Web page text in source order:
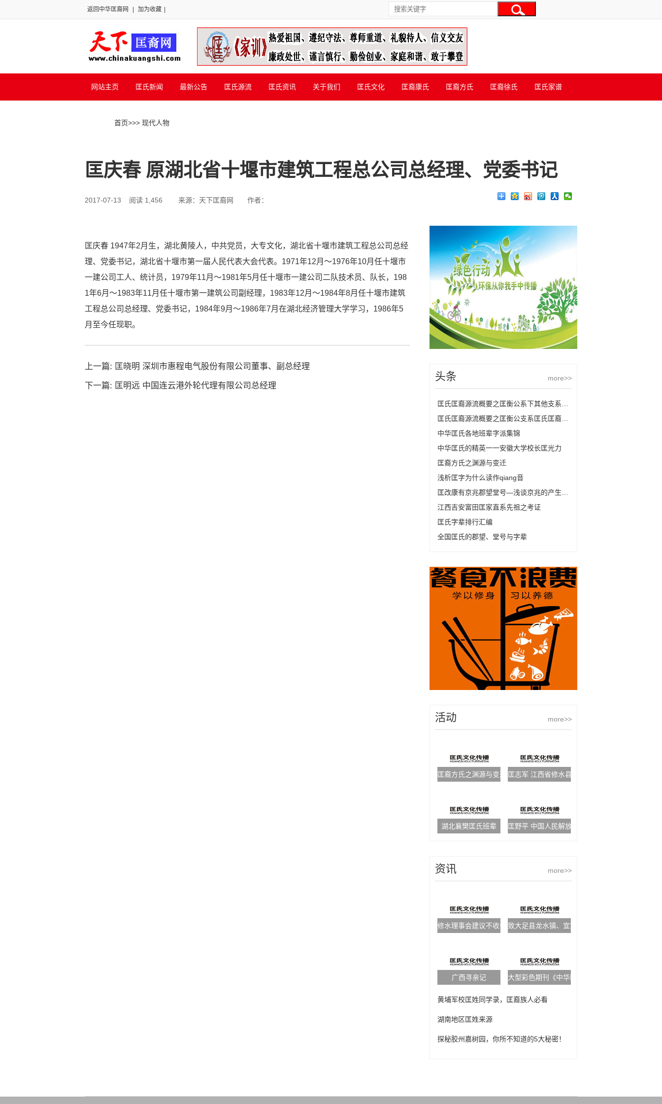
返回中华匡裔网 加为收藏
网站主页 匡氏新闻 最新公告 匡氏源流 匡氏资讯 关于我们 匡氏文化 匡裔康氏 匡裔方氏 匡裔徐氏 匡氏家谱
首页>>> 现代人物
匡庆春 原湖北省十堰市建筑工程总公司总经理、党委书记
2017-07-13 阅读 1,456 来源：天下匡裔网 作者：
匡庆春 1947年2月生，湖北黄陵人，中共党员，大专文化，湖北省十堰市建筑工程总公司总经
理、党委书记，湖北省十堰市第一届人民代表大会代表。1971年12月～1976年10月任十堰市
一建公司工人、统计员，1979年11月～1981年5月任十堰市一建公司二队技术员、队长，198
1年6月～1983年11月任十堰市第一建筑公司副经理，1983年12月～1984年8月任十堰市建筑
工程总公司总经理、党委书记，1984年9月～1986年7月在湖北经济管理大学学习，1986年5
月至今任现职。
上一篇: 匡晓明 深圳市惠程电气股份有限公司董事、副总经理
下一篇: 匡明远 中国连云港外轮代理有限公司总经理
more>>
头条
中华匡氏各地班辈字派集锦
中华匡氏的精英一一安徽大学校长匡光力
匡裔方氏之渊源与变迁
浅析匡字为什么读作qiang音
江西吉安富田匡家直系先祖之考证
匡氏字辈排行汇编
全国匡氏的郡望、堂号与字辈
more>>
活动
匡裔方氏之渊源与变迁（二）匡志军 江西省修水县公安局全丰派出所所长
湖北襄樊匡氏班辈 匡野平 中国人民解放军466医院政委
more>>
资讯
修水理事会建议不收会费致大足县龙水镇、宜宾县宜溪镇宗亲的信
广西寻亲记 大型彩色期刊《中华匡氏通讯》发行在即
黄埔军校匡姓同学录，匡裔族人必看
湖南地区匡姓来源
探秘胶州嘉树园，你所不知道的5大秘密！